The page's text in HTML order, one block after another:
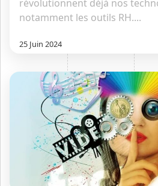
révolutionnent déjà nos
notamment les outils RH....
25 Juin 2024